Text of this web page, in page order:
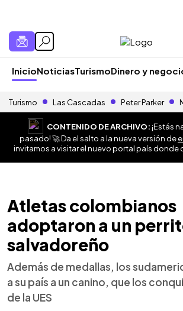
InicioNoticiasTurismoDinero y
Turismo Las Cascadas Peter Parker
CONTENIDO DE ARCHIVO:¡Estás
pasado! 🚀 Da el salto a la nueva versión de
invitamos a visitar el nuevo portal país donde
Atletas colombianos
adoptaron a un
salvadoreño
Además de medallas, los
a su país a un canino, que los
de la UES